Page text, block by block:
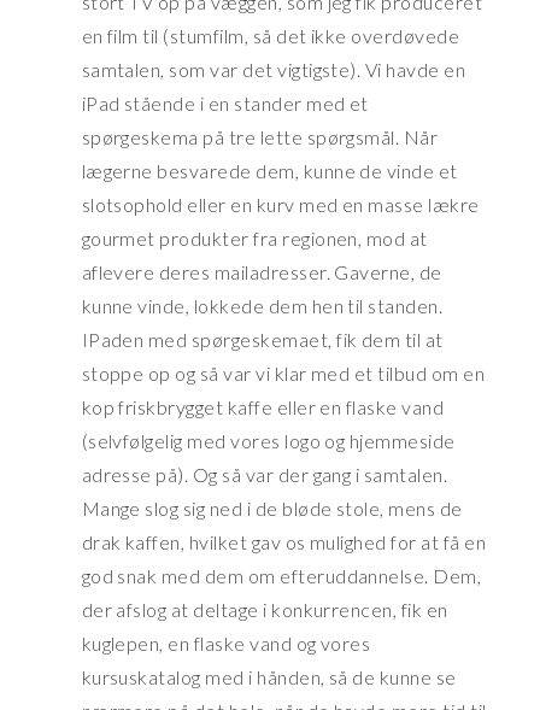
en film til (stumfilm, så det ikke overdøvede
samtalen, som var det vigtigste). Vi havde en
iPad stående i en stander med et
spørgeskema på tre lette spørgsmål. Når
lægerne besvarede dem, kunne de vinde et
slotsophold eller en kurv med en masse lækre
gourmet produkter fra regionen, mod at
aflevere deres mailadresser. Gaverne, de
kunne vinde, lokkede dem hen til standen.
IPaden med spørgeskemaet, fik dem til at
stoppe op og så var vi klar med et tilbud om en
kop friskbrygget kaffe eller en flaske vand
(selvfølgelig med vores logo og hjemmeside
adresse på). Og så var der gang i samtalen.
Mange slog sig ned i de bløde stole, mens de
drak kaffen, hvilket gav os mulighed for at få en
god snak med dem om efteruddannelse. Dem,
der afslog at deltage i konkurrencen, fik en
kuglepen, en flaske vand og vores
kursuskatalog med i hånden, så de kunne se